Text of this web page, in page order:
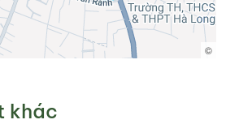
©
khác